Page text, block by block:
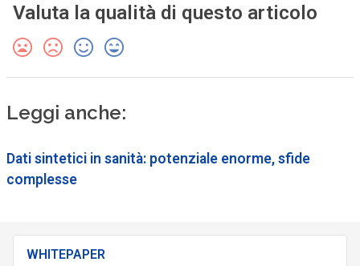
Valuta la qualità di questo articolo
Leggi anche:
Dati sintetici in sanità: potenziale enorme, sfide
complesse
WHITEPAPER